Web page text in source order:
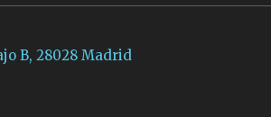
B, 28028 Madrid